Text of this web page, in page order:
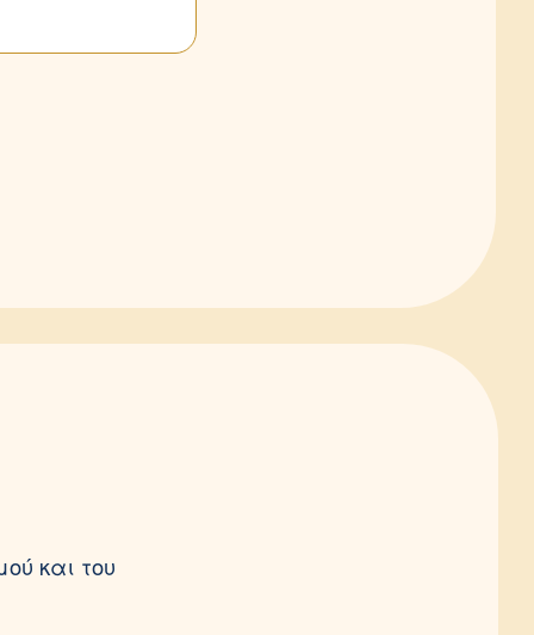
και του